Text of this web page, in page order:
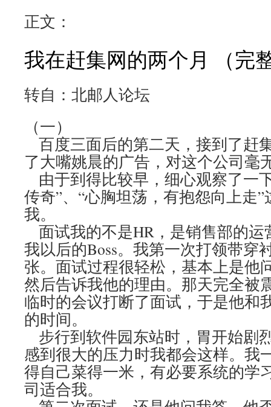
正文：
我在赶集网的两个月 （完
转自：北邮人论坛
（一）
百度三面后的第二天，接到了赶
了大嘴姚晨的广告，对这个公司
由于到得比较早，细心观察了一
传奇”、“心胸坦荡，有抱怨向上走
我。
面试我的不是HR，是销售部的
我以后的Boss。我第一次打领带穿
张。面试过程很轻松，基本上是他
然后告诉我他的理由。那天完全被
临时的会议打断了面试，于是他和
的时间。
步行到软件园东站时，胃开始剧
感到很大的压力时我都会这样。我
得自己菜得一米，有必要系统的学
司适合我。